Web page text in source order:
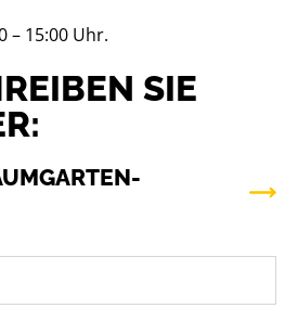
– 15:00 Uhr.
SIE